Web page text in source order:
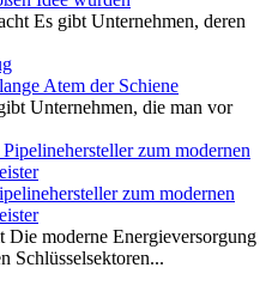
Es gibt Unternehmen, deren
Atem der Schiene
Unternehmen, die man vor
zum modernen
Die moderne Energieversorgung
Schlüsselsektoren...